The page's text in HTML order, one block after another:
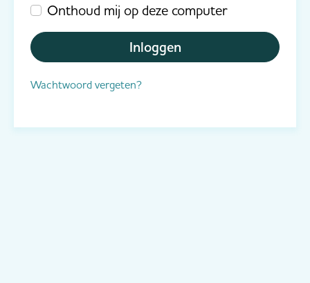
Onthoud mij op deze computer
Inloggen
Wachtwoord vergeten?